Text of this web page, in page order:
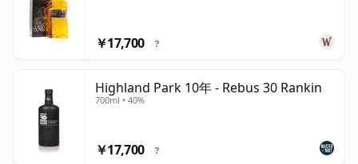
￥17,700 ?
Highland Park 10年 - Rebus 30 Rankin
700ml • 40%
￥17,700 ?